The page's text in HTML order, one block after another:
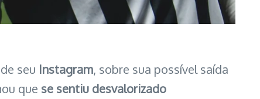
seu Instagram, sobre sua possível saída
que se sentiu desvalorizado